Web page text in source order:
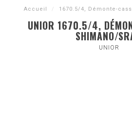
Accueil / 1670.5/4, Démonte-
UNIOR 1670.5/4,
SHIMANO/
UNIOR